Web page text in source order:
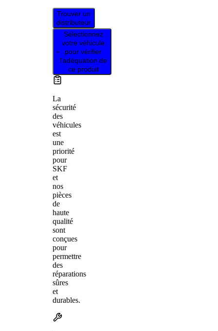
Trouver un
distributeur
Sélectionnez
votre véhicule
pour vérifier
l’adéquation de
ce produit
La
sécurité
des
véhicules
est
une
priorité
pour
SKF
et
nos
pièces
de
haute
qualité
sont
conçues
pour
permettre
des
réparations
sûres
et
durables.